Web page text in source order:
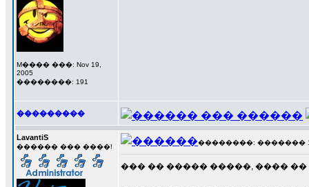
M���� ���: Nov 19,
2005
��������: 191
���������
LavantiS
������ ��� ����!
��������: ������� 12
��� �� ����� �����, ����